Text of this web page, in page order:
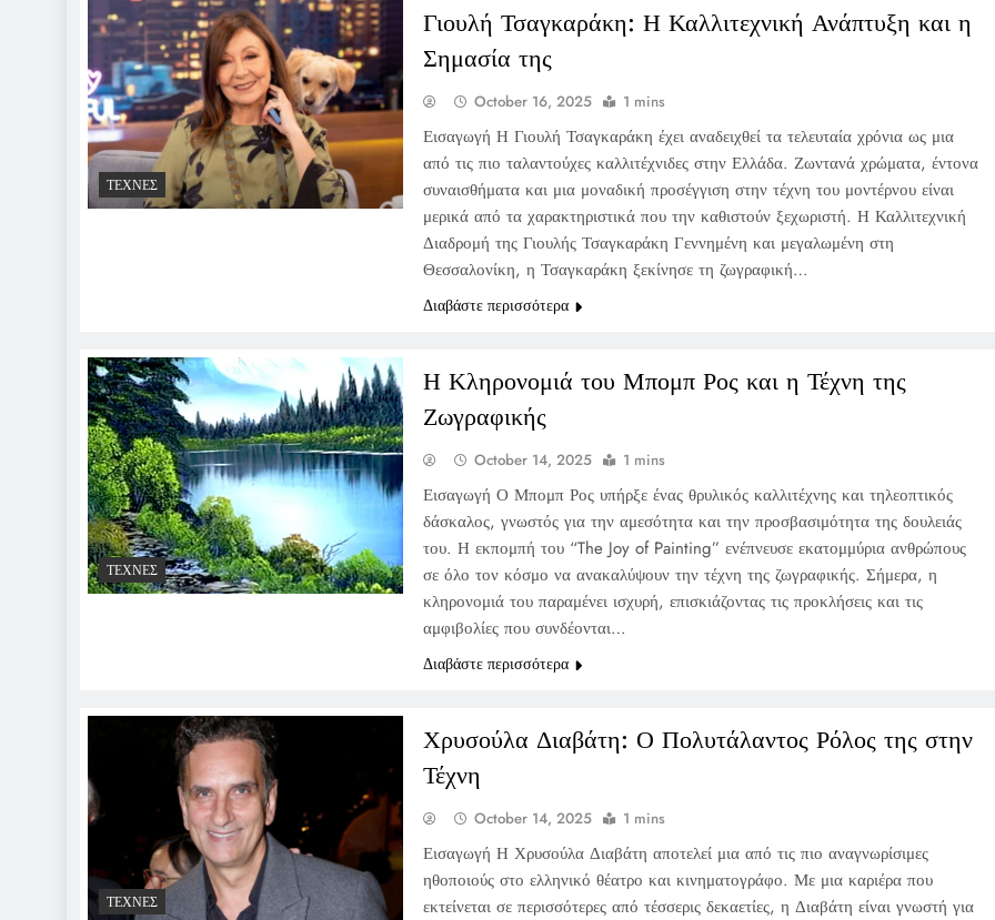
ΤΈΧΝΕΣ
Γιουλή Τσαγκαράκη: Η Καλλιτεχνική Ανάπτυξη και η
Σημασία της
October 16, 2025 1 mins
Εισαγωγή Η Γιουλή Τσαγκαράκη έχει αναδειχθεί τα τελευταία χρόνια ως μια
από τις πιο ταλαντούχες καλλιτέχνιδες στην Ελλάδα. Ζωντανά χρώματα, έντονα
συναισθήματα και μια μοναδική προσέγγιση στην τέχνη του μοντέρνου είναι
μερικά από τα χαρακτηριστικά που την καθιστούν ξεχωριστή. Η Καλλιτεχνική
Διαδρομή της Γιουλής Τσαγκαράκη Γεννημένη και μεγαλωμένη στη
Θεσσαλονίκη, η Τσαγκαράκη ξεκίνησε τη ζωγραφική…
Διαβάστε περισσότερα
ΤΈΧΝΕΣ
Η Κληρονομιά του Μπομπ Ρος και η Τέχνη της
Ζωγραφικής
October 14, 2025 1 mins
Εισαγωγή Ο Μπομπ Ρος υπήρξε ένας θρυλικός καλλιτέχνης και τηλεοπτικός
δάσκαλος, γνωστός για την αμεσότητα και την προσβασιμότητα της δουλειάς
του. Η εκπομπή του “The Joy of Painting” ενέπνευσε εκατομμύρια ανθρώπους
σε όλο τον κόσμο να ανακαλύψουν την τέχνη της ζωγραφικής. Σήμερα, η
κληρονομιά του παραμένει ισχυρή, επισκιάζοντας τις προκλήσεις και τις
αμφιβολίες που συνδέονται…
Διαβάστε περισσότερα
ΤΈΧΝΕΣ
Χρυσούλα Διαβάτη: Ο Πολυτάλαντος Ρόλος της στην
Τέχνη
October 14, 2025 1 mins
Εισαγωγή Η Χρυσούλα Διαβάτη αποτελεί μια από τις πιο αναγνωρίσιμες
ηθοποιούς στο ελληνικό θέατρο και κινηματογράφο. Με μια καριέρα που
εκτείνεται σε περισσότερες από τέσσερις δεκαετίες, η Διαβάτη είναι γνωστή για